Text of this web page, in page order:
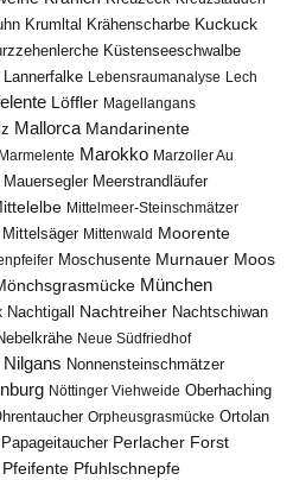
Krumltal Krähenscharbe Kuckuck
Küstenseeschwalbe
Lannerfalke Lebensraumanalyse Lech
Löffler Magellangans
Mallorca Mandarinente
Marmelente Marokko Marzoller Au
Mauersegler Meerstrandläufer
Mittelmeer-Steinschmätzer
Mittelsäger Mittenwald Moorente
Moschusente Murnauer Moos
München
Nachtigall Nachtreiher Nachtschiwan
Neue Südfriedhof
Nilgans Nonnensteinschmätzer
Nöttinger Viehweide Oberhaching
Orpheusgrasmücke Ortolan
Papageitaucher Perlacher Forst
Pfeifente Pfuhlschnepfe